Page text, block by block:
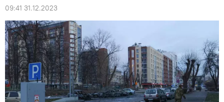
09:41 31.12.2023